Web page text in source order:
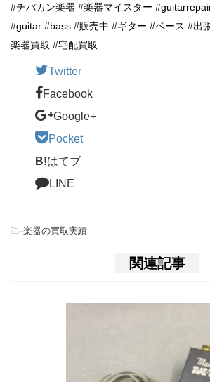
#チバカン楽器 #楽器マイスター
#guitar #bass #販売中 #ギター #ベース #出
楽器買取 #宅配買取
Twitter
Facebook
Google+
Pocket
B!はてブ
LINE
-楽器の買取実績
関連記事